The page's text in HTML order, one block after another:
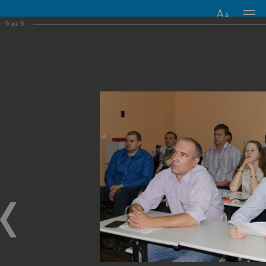
технический
8 (3843) 37-82-09, +7 (961) 714-20-72
Структура и органы управления образовательной
9 из 9